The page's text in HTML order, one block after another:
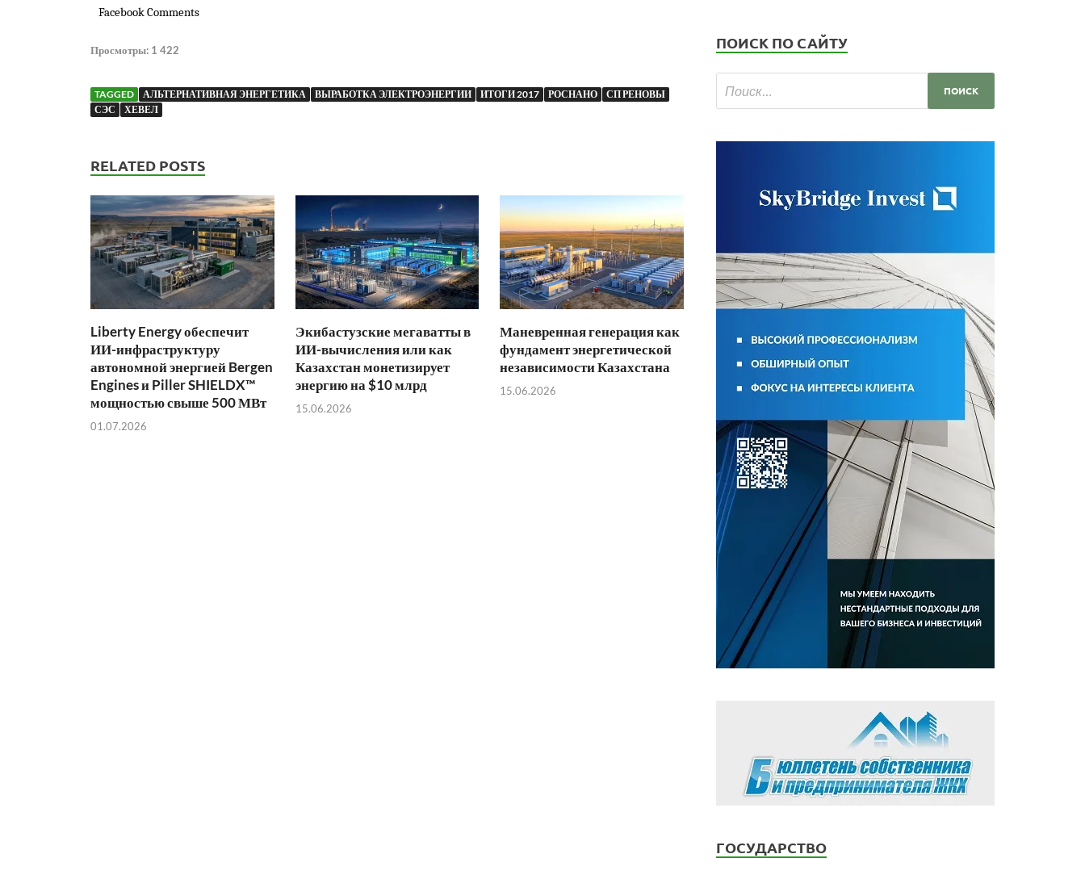
Facebook Comments
Просмотры: 1 422
TAGGED АЛЬТЕРНАТИВНАЯ ЭНЕРГЕТИКА ВЫРАБОТКА ЭЛЕКТРОЭНЕРГИИ ИТОГИ 2017 РОСНАНО
СП РЕНОВЫ
СЭС
ХЕВЕЛ
RELATED POSTS
Liberty Energy обеспечит
ИИ-инфраструктуру
автономной энергией Bergen
Engines и Piller SHIELDX™
мощностью свыше 500 МВт
01.07.2026
Экибастузские мегаватты в
ИИ-вычисления или как
Казахстан монетизирует
энергию на $10 млрд
15.06.2026
Маневренная генерация как
фундамент энергетической
независимости Казахстана
15.06.2026
ПОИСК ПО САЙТУ
ГОСУДАРСТВО